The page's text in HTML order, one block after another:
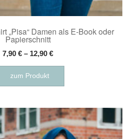
„Pisa“ Damen als E-Book oder
Papierschnitt
7,90 € – 12,90 €
zum Produkt
Dieses
weist
Varianten
auf.
Die